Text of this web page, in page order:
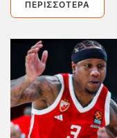
ΠΕΡΙΣΣΌΤΕΡΑ